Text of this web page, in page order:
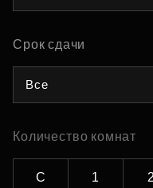
Срок сдачи
Все
Количество комнат
С 1 2